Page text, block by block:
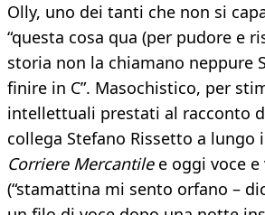
Olly, uno dei tanti che non si
“questa cosa qua (per pudore e
storia non la chiamano neppure
finire in C”. Masochistico, per
intellettuali prestati al racconto
collega Stefano Rissetto a lungo
Corriere Mercantilee oggi voce e
(“stamattina mi sento orfano –